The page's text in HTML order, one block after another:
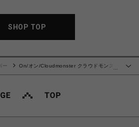
SHOP TOP
ー
On/オン/Cloudmonster クラウドモンス